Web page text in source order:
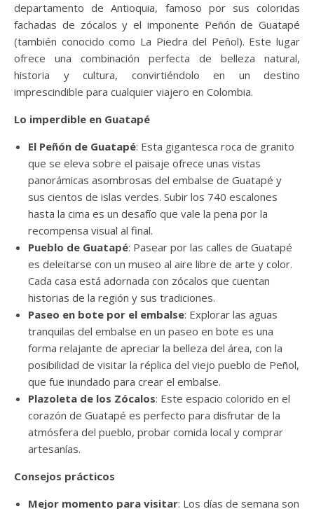
departamento de Antioquia, famoso por sus coloridas
fachadas de zócalos y el imponente Peñón de Guatapé
(también conocido como La Piedra del Peñol). Este lugar
ofrece una combinación perfecta de belleza natural,
historia y cultura, convirtiéndolo en un destino
imprescindible para cualquier viajero en Colombia.
Lo imperdible en Guatapé
El Peñón de Guatapé: Esta gigantesca roca de granito
que se eleva sobre el paisaje ofrece unas vistas
panorámicas asombrosas del embalse de Guatapé y
sus cientos de islas verdes. Subir los 740 escalones
hasta la cima es un desafío que vale la pena por la
recompensa visual al final.
Pueblo de Guatapé: Pasear por las calles de Guatapé
es deleitarse con un museo al aire libre de arte y color.
Cada casa está adornada con zócalos que cuentan
historias de la región y sus tradiciones.
Paseo en bote por el embalse: Explorar las aguas
tranquilas del embalse en un paseo en bote es una
forma relajante de apreciar la belleza del área, con la
posibilidad de visitar la réplica del viejo pueblo de Peñol,
que fue inundado para crear el embalse.
Plazoleta de los Zócalos: Este espacio colorido en el
corazón de Guatapé es perfecto para disfrutar de la
atmósfera del pueblo, probar comida local y comprar
artesanías.
Consejos prácticos
Mejor momento para visitar: Los días de semana son